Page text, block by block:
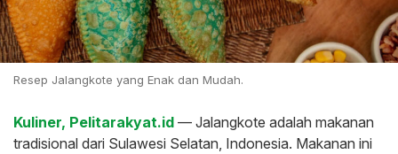
Resep Jalangkote yang Enak dan Mudah.
Kuliner, Pelitarakyat.id — Jalangkote adalah makanan
tradisional dari Sulawesi Selatan, Indonesia. Makanan ini